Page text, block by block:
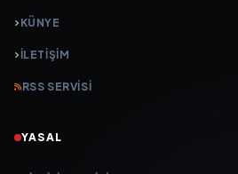
KÜNYE
İLETIŞIM
RSS SERVISI
YASAL